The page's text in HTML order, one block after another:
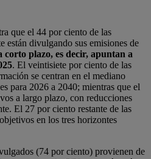
que el 44 por ciento de las
están divulgando sus emisiones de
corto plazo, es decir, apuntan a
. El veintisiete por ciento de las
se centran en el mediano
para 2026 a 2040; mientras que el
a largo plazo, con reducciones
El 27 por ciento restante de las
en los tres horizontes
(74 por ciento) provienen de